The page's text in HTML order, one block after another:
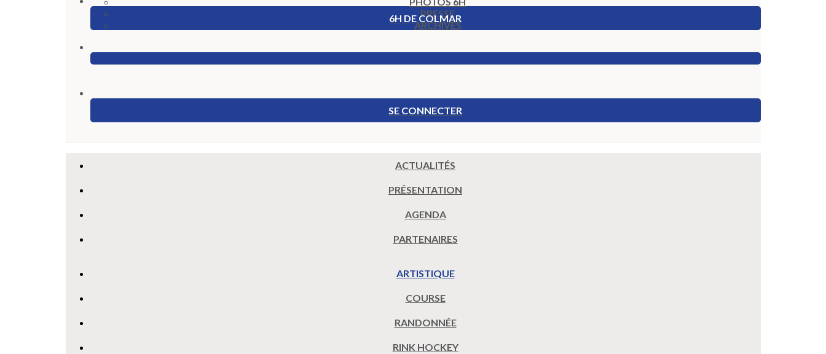
PRESSE
ARCHIVES
6H DE COLMAR
SE CONNECTER
ACTUALITÉS
PRÉSENTATION
AGENDA
PARTENAIRES
ARTISTIQUE
COURSE
RANDONNÉE
RINK HOCKEY